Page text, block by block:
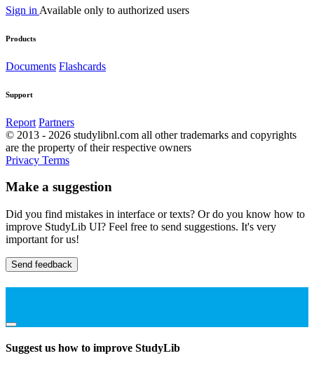
Sign in Available only to authorized users
Products
Documents Flashcards
Support
Report Partners
© 2013 - 2026 studylibnl.com all other trademarks and copyrights
are the property of their respective owners
Privacy Terms
Make a suggestion
Did you find mistakes in interface or texts? Or do you know how to
improve StudyLib UI? Feel free to send suggestions. It's very
important for us!
Send feedback
Suggest us how to improve StudyLib